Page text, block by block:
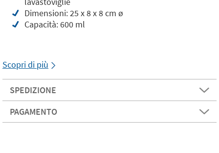
Dimensioni: 25 x 8 x 8 cm ø
Capacità: 600 ml
Scopri di più
SPEDIZIONE
PAGAMENTO